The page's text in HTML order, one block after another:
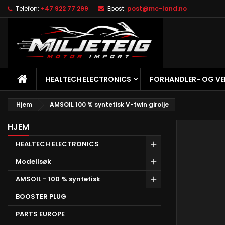
Telefon: +47 922 77 299 Epost: post@mc-land.no
HJEM HEALTECH ELECTRONICS FORHANDLER- OG
Hjem AMSOIL 100 % syntetisk V-twin girolje
HJEM
HEALTECH ELECTRONICS
Modellsøk
AMSOIL - 100 % syntetisk
BOOSTER PLUG
PARTS EUROPE